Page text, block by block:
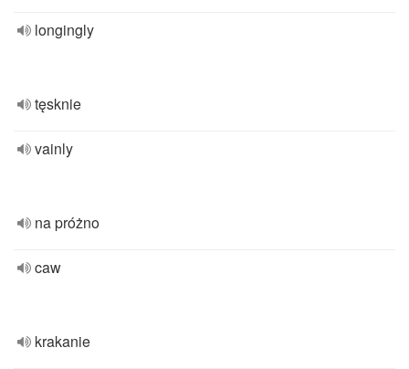
longingly
tęsknie
vainly
na próżno
caw
krakanie